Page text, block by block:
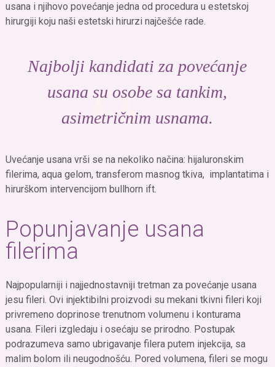
usana i njihovo povećanje jedna od procedura u estetskoj
hirurgiji koju naši estetski hirurzi najčešće rade.
Najbolji kandidati za povećanje
usana su osobe sa tankim,
asimetričnim usnama.
Uvećanje usana vrši se na nekoliko načina: hijaluronskim
filerima, aqua gelom, transferom masnog tkiva, implantatima i
hirurškom intervencijom bullhorn ift.
Popunjavanje usana
filerima
Najpopularniji i najjednostavniji tretman za povećanje usana
jesu fileri. Ovi injektibilni proizvodi su mekani tkivni fileri koji
privremeno doprinose trenutnom volumenu i konturama
usana. Fileri izgledaju i osećaju se prirodno. Postupak
podrazumeva samo ubrigavanje filera putem injekcija, sa
malim bolom ili neugodnošću. Pored volumena, fileri se mogu